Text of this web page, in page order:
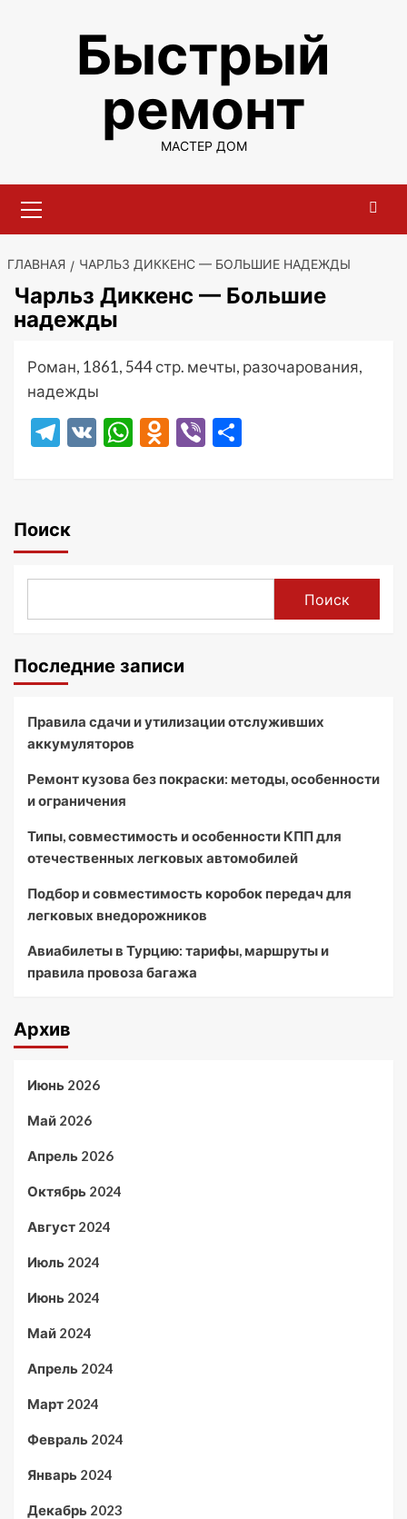
содержимомуБыстрый
ремонт
МАСТЕР ДОМ
меню
ГЛАВНАЯ ЧАРЛЬЗ ДИККЕНС — БОЛЬШИЕ НАДЕЖДЫ
Чарльз Диккенс — Большие
надежды
Роман, 1861, 544 стр. мечты, разочарования,
надежды
Telegram
VK WhatsApp
Odnoklassniki
Viber
Поиск
Поиск
Последние записи
Правила сдачи и утилизации отслуживших
аккумуляторов
Ремонт кузова без покраски: методы, особенности
и ограничения
Типы, совместимость и особенности КПП для
отечественных легковых автомобилей
Подбор и совместимость коробок передач для
легковых внедорожников
Авиабилеты в Турцию: тарифы, маршруты и
правила провоза багажа
Архив
Июнь 2026
Май 2026
Апрель 2026
Октябрь 2024
Август 2024
Июль 2024
Июнь 2024
Май 2024
Апрель 2024
Март 2024
Февраль 2024
Январь 2024
Декабрь 2023